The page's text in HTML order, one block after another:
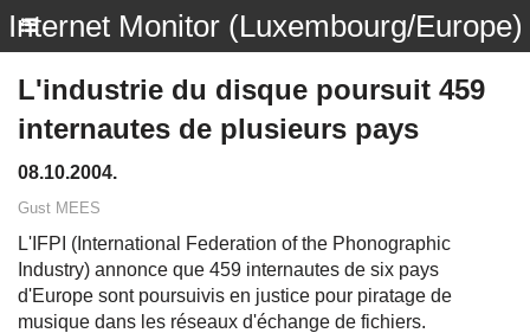
Internet Monitor (Luxembourg/Europe)
L'industrie du disque poursuit 459
internautes de plusieurs pays
08.10.2004.
Gust MEES
L'IFPI (International Federation of the Phonographic
Industry) annonce que 459 internautes de six pays
d'Europe sont poursuivis en justice pour piratage de
musique dans les réseaux d'échange de fichiers.